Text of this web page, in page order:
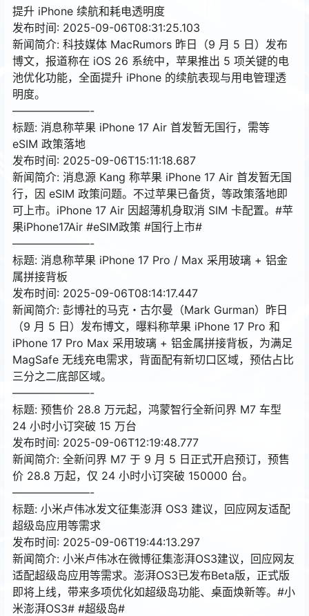
提升 iPhone 续航和耗电透明度
发布时间: 2025-09-06T08:31:25.103
新闻简介: 科技媒体 MacRumors 昨日（9 月 5 日）发布
博文，报道称在 iOS 26 系统中，苹果推出 5 项关键的电
池优化功能，全面提升 iPhone 的续航表现与用电管理透
明度。
———————-
标题: 消息称苹果 iPhone 17 Air 首发暂无国行，需等
eSIM 政策落地
发布时间: 2025-09-06T15:11:18.687
新闻简介: 消息源 Kang 称苹果 iPhone 17 Air 首发暂无国
行，因 eSIM 政策问题。不过苹果已备货，等政策落地即
可上市。iPhone 17 Air 因超薄机身取消 SIM 卡配置。#苹
果iPhone17Air #eSIM政策 #国行上市#
———————-
标题: 消息称苹果 iPhone 17 Pro / Max 采用玻璃 + 铝金
属拼接背板
发布时间: 2025-09-06T08:14:17.447
新闻简介: 彭博社的马克・古尔曼（Mark Gurman）昨日
（9 月 5 日）发布博文，曝料称苹果 iPhone 17 Pro 和
iPhone 17 Pro Max 采用玻璃 + 铝金属拼接背板，为满足
MagSafe 无线充电需求，背面配有新切口区域，预估占比
三分之二底部区域。
———————-
标题: 预售价 28.8 万元起，鸿蒙智行全新问界 M7 车型
24 小时小订突破 15 万台
发布时间: 2025-09-06T12:19:48.777
新闻简介: 全新问界 M7 于 9 月 5 日正式开启预订，预售
价 28.8 万起，仅 24 小时小订突破 150000 台。
———————-
标题: 小米卢伟冰发文征集澎湃 OS3 建议，回应网友适配
超级岛应用等需求
发布时间: 2025-09-06T19:44:13.297
新闻简介: 小米卢伟冰在微博征集澎湃OS3建议，回应网友
适配超级岛应用等需求。澎湃OS3已发布Beta版，正式版
即将上线，带来多项优化如超级岛功能、桌面焕新等。#小
米澎湃OS3# #超级岛#